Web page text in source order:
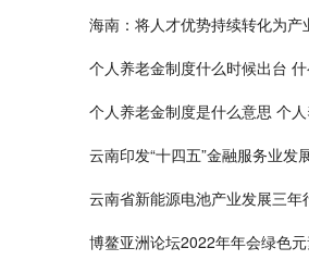
海南：将人才优势持续转化为产
个人养老金制度什么时候出台
个人养老金制度是什么意思 个
云南印发“十四五”金融服务业发
云南省新能源电池产业发展三年
博鳌亚洲论坛2022年年会绿色